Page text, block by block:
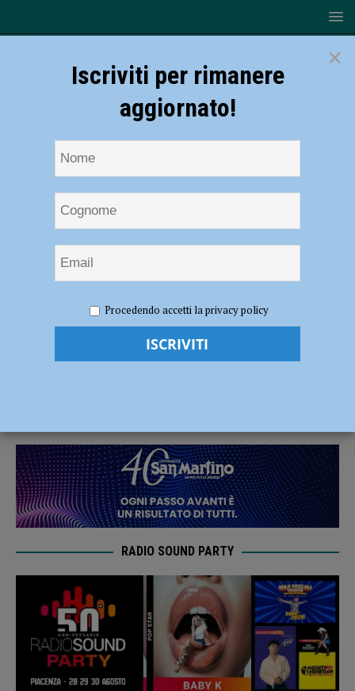
Reegular Season: Assigeco Piacenza “On The Road” a Pistoia
Quinta di Reegular Season: Assigeco
RADIO SOUND PARTY
×
Iscriviti per rimanere
aggiornato!
Procedendo accetti la privacy policy